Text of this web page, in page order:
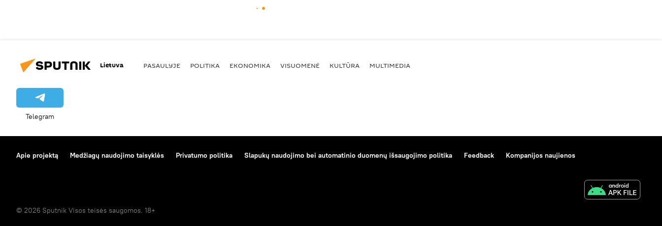
Lietuva PASAULYJE POLITIKA EKONOMIKA VISUOMENĖ KULTŪRA MULTIMEDIA
Telegram
Apie projektą Medžiagų naudojimo taisyklės Privatumo politika Slapukų naudojimo bei automatinio duomenų išsaugojimo politika Feedback Kompanijos naujienos
© 2026 Sputnik Visos teisės saugomos. 18+